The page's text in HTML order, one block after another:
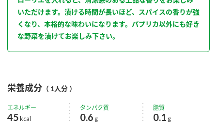
いただけます。漬ける時間が長いほど、スパイスの香りが強
くなり、本格的な味わいになります。パプリカ以外にも好き
な野菜を漬けてお楽しみ下さい。
栄養成分 （ 1人分 ）
エネルギー
45kcal
タンパク質
0.6 g
脂質
0.1 g